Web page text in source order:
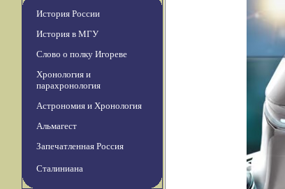
История России
История в МГУ
Слово о полку Игореве
Хронология и
парахронология
Астрономия и Хронология
Альмагест
Запечатленная Россия
Сталиниана